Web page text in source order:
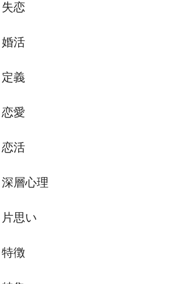
失恋
婚活
定義
恋愛
恋活
深層心理
片思い
特徴